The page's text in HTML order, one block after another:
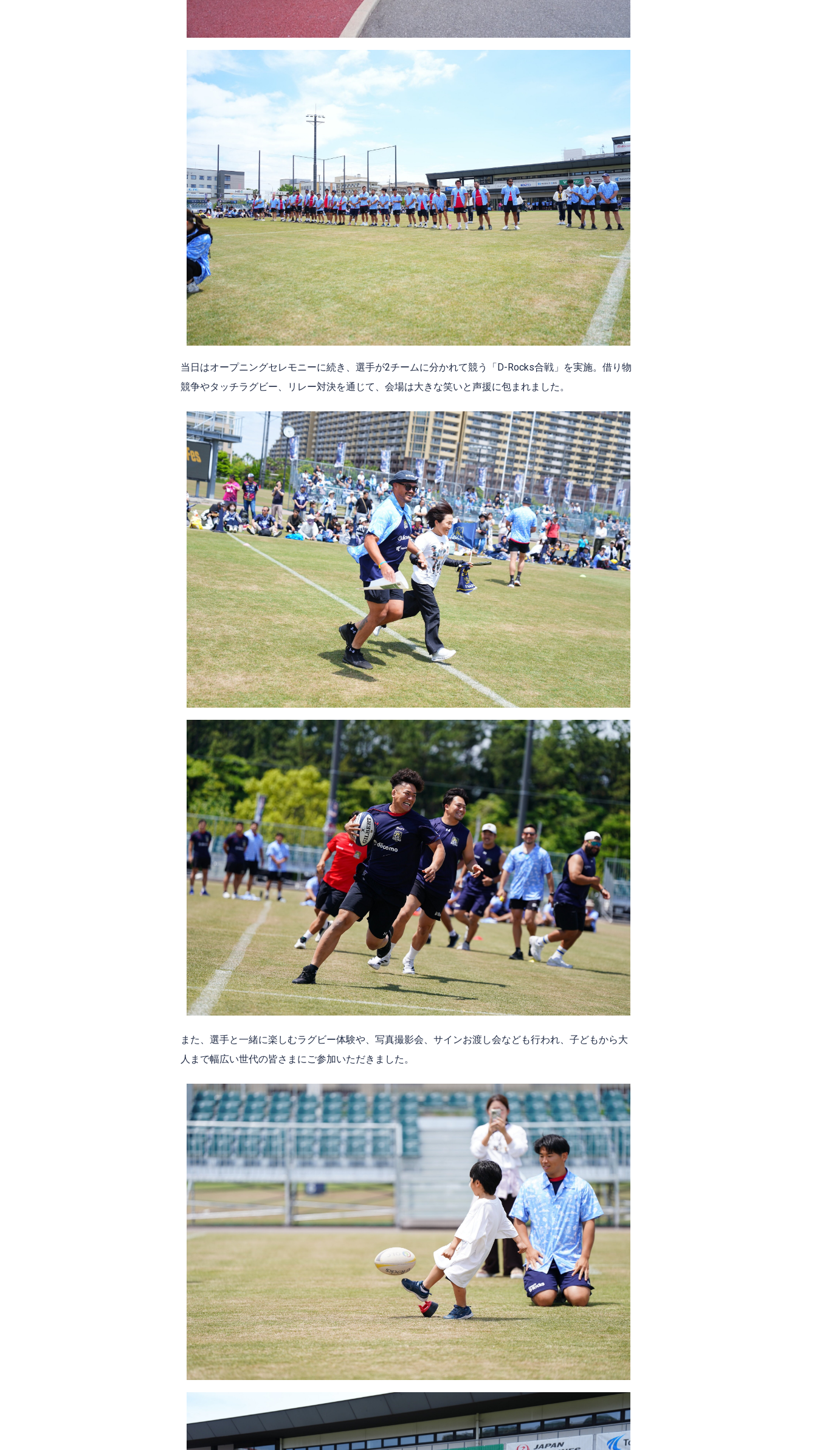
当日はオープニングセレモニーに続き、選手が2チームに分かれて競う「D-Rocks合戦」を実施。借り物
競争やタッチラグビー、リレー対決を通じて、会場は大きな笑いと声援に包まれました。
また、選手と一緒に楽しむラグビー体験や、写真撮影会、サインお渡し会なども行われ、子どもから大
人まで幅広い世代の皆さまにご参加いただきました。